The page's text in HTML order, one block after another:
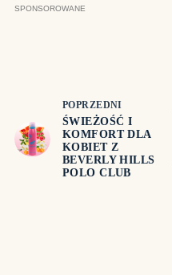
POPRZEDNI
ŚWIEŻOŚĆ I
KOMFORT DLA
KOBIET Z
BEVERLY HILLS
POLO CLUB